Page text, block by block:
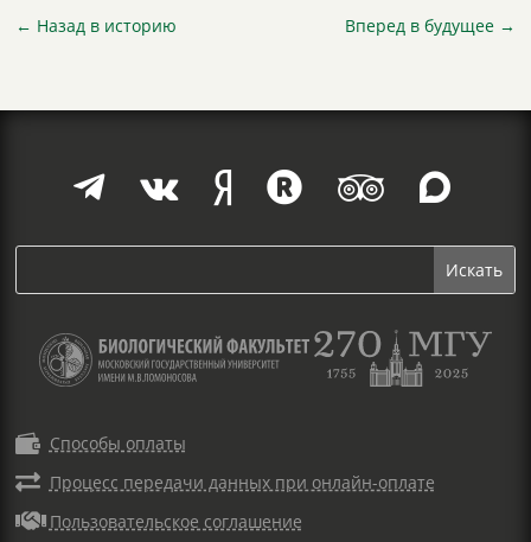
← Назад в историю Вперед в будущее→
     
 Способы оплаты
 Процесс передачи данных при онлайн-оплате
 Пользовательское соглашение